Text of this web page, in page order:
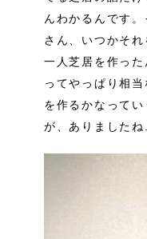
んわかるんです
さん、いつかそ
一人芝居を作っ
ってやっぱり相
を作るかなって
が、ありました